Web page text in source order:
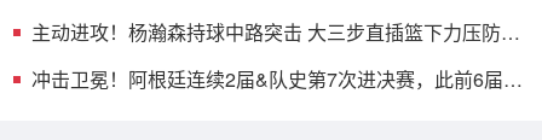
主动进攻！杨瀚森持球中路突击 大三步直插篮下力压防守
冲击卫冕！阿根廷连续2届&队史第7次进决赛，此前6届3